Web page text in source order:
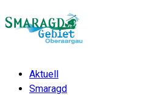
Aktuell
Smaragd